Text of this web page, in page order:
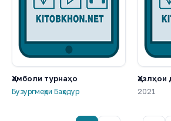
Ҳамболи турнаҳо
Бузургмеҳри Баҳодур 2021